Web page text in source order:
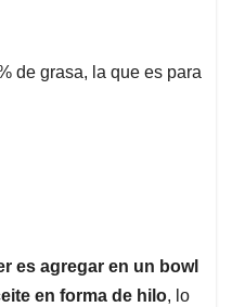
de grasa, la que es para
es agregar en un bowl
en forma de hilo, lo